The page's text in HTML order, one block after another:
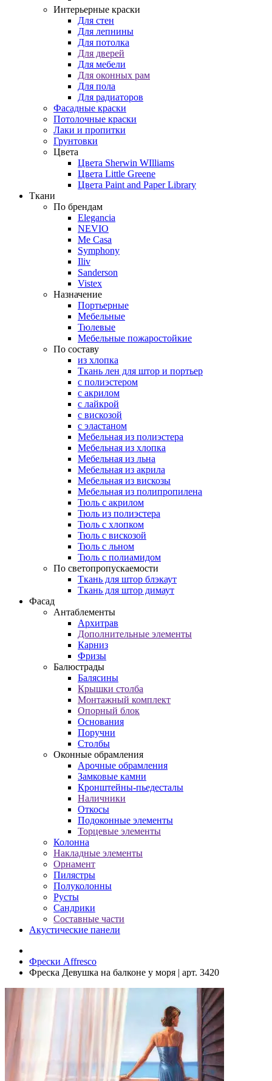
Интерьерные краски
Для стен
Для лепнины
Для потолка
Для дверей
Для мебели
Для оконных рам
Для пола
Для радиаторов
Фасадные краски
Потолочные краски
Лаки и пропитки
Грунтовки
Цвета
Цвета Sherwin WIlliams
Цвета Little Greene
Цвета Paint and Paper Library
Ткани
По брендам
Elegancia
NEVIO
Me Casa
Symphony
Iliv
Sanderson
Vistex
Назначение
Портьерные
Мебельные
Тюлевые
Мебельные пожаростойкие
По составу
из хлопка
Ткань лен для штор и портьер
с полиэстером
с акрилом
с лайкрой
с вискозой
с эластаном
Мебельная из полиэстера
Мебельная из хлопка
Мебельная из льна
Мебельная из акрила
Мебельная из вискозы
Мебельная из полипропилена
Тюль с акрилом
Тюль из полиэстера
Тюль с хлопком
Тюль с вискозой
Тюль с льном
Тюль с полиамидом
По светопропускаемости
Ткань для штор блэкаут
Ткань для штор димаут
Фасад
Антаблементы
Архитрав
Дополнительные элементы
Карниз
Фризы
Балюстрады
Балясины
Крышки столба
Монтажный комплект
Опорный блок
Основания
Поручни
Столбы
Оконные обрамления
Арочные обрамления
Замковые камни
Кронштейны-пьедесталы
Наличники
Откосы
Подоконные элементы
Торцевые элементы
Колонна
Накладные элементы
Орнамент
Пилястры
Полуколонны
Русты
Сандрики
Составные части
Акустические панели
Фрески Affresco
Фреска Девушка на балконе у моря | арт. 3420